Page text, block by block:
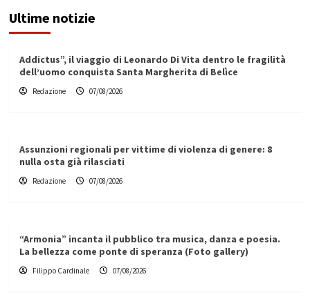
Ultime notizie
Addictus”, il viaggio di Leonardo Di Vita dentro le fragilità
dell’uomo conquista Santa Margherita di Belìce
Redazione 07/08/2026
Assunzioni regionali per vittime di violenza di genere: 8
nulla osta già rilasciati
Redazione 07/08/2026
“Armonia” incanta il pubblico tra musica, danza e poesia.
La bellezza come ponte di speranza (Foto gallery)
Filippo Cardinale 07/08/2026